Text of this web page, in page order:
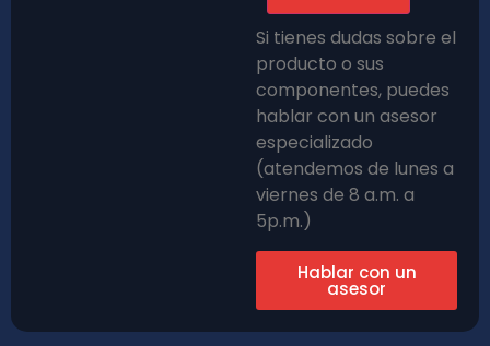
Si tienes dudas sobre el
producto o sus
componentes, puedes
hablar con un asesor
especializado
(atendemos de lunes a
viernes de 8 a.m. a
5p.m.)
Hablar con un
asesor